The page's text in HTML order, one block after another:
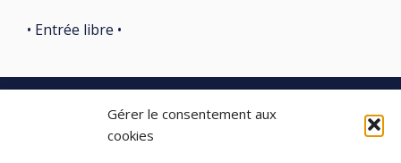
Gérer le consentement aux
cookies
• Entrée libre •